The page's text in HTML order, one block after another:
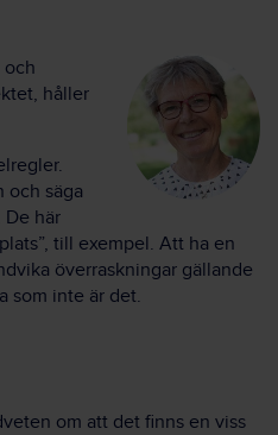
håller
och säga
De här
till exempel. Att ha en
överraskningar gällande
som inte är det.
om att det finns en viss